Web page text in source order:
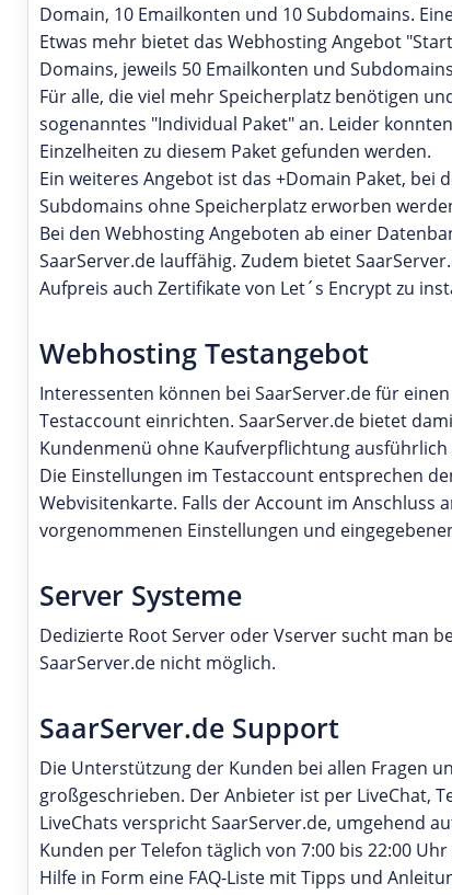
Domain, 10 Emailkonten und 10 Subdomains.
Etwas mehr bietet das Webhosting Angebot
Domains, jeweils 50 Emailkonten und
Für alle, die viel mehr Speicherplatz benötigen
sogenanntes "Individual Paket" an. Leider
Einzelheiten zu diesem Paket gefunden werden.
Ein weiteres Angebot ist das +Domain Paket,
Subdomains ohne Speicherplatz erworben
Bei den Webhosting Angeboten ab einer
SaarServer.de lauffähig. Zudem bietet
Aufpreis auch Zertifikate von Let´s Encrypt zu
Webhosting Testangebot
Interessenten können bei SaarServer.de für
Testaccount einrichten. SaarServer.de bietet
Kundenmenü ohne Kaufverpflichtung ausführlich
Die Einstellungen im Testaccount entsprechen
Webvisitenkarte. Falls der Account im Anschluss
vorgenommenen Einstellungen und
Server Systeme
Dedizierte Root Server oder Vserver sucht man
SaarServer.de nicht möglich.
SaarServer.de Support
Die Unterstützung der Kunden bei allen Fragen
großgeschrieben. Der Anbieter ist per LiveChat,
LiveChats verspricht SaarServer.de, umgehend
Kunden per Telefon täglich von 7:00 bis 22:00
Hilfe in Form eine FAQ-Liste mit Tipps und